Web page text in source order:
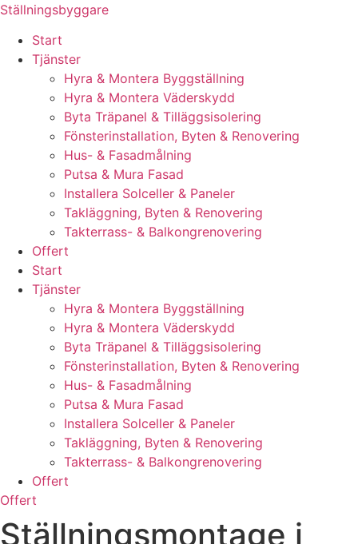
Skip
content
Ställningsbyggare
Start
Tjänster
Hyra & Montera Byggställning
Hyra & Montera Väderskydd
Byta Träpanel & Tilläggsisolering
Fönsterinstallation, Byten & Renovering
Hus- & Fasadmålning
Putsa & Mura Fasad
Installera Solceller & Paneler
Takläggning, Byten & Renovering
Takterrass- & Balkongrenovering
Offert
Start
Tjänster
Hyra & Montera Byggställning
Hyra & Montera Väderskydd
Byta Träpanel & Tilläggsisolering
Fönsterinstallation, Byten & Renovering
Hus- & Fasadmålning
Putsa & Mura Fasad
Installera Solceller & Paneler
Takläggning, Byten & Renovering
Takterrass- & Balkongrenovering
Offert
Offert
Ställningsmontage i